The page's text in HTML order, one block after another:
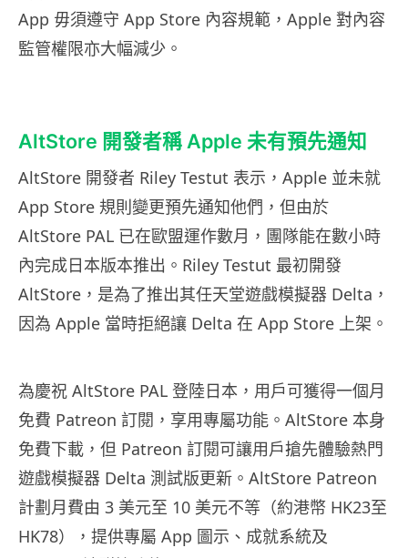
App 毋須遵守 App Store 內容規範，Apple 對內容
監管權限亦大幅減少。
AltStore 開發者稱 Apple 未有預先通知
AltStore 開發者 Riley Testut 表示，Apple 並未就
App Store 規則變更預先通知他們，但由於
AltStore PAL 已在歐盟運作數月，團隊能在數小時
內完成日本版本推出。Riley Testut 最初開發
AltStore，是為了推出其任天堂遊戲模擬器 Delta，
因為 Apple 當時拒絕讓 Delta 在 App Store 上架。
為慶祝 AltStore PAL 登陸日本，用戶可獲得一個月
免費 Patreon 訂閱，享用專屬功能。AltStore 本身
免費下載，但 Patreon 訂閱可讓用戶搶先體驗熱門
遊戲模擬器 Delta 測試版更新。AltStore Patreon
計劃月費由 3 美元至 10 美元不等（約港幣 HK23至
HK78），提供專屬 App 圖示、成就系統及